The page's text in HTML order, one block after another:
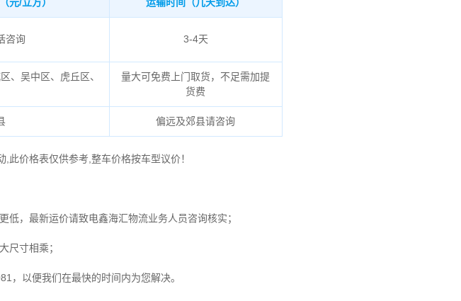
咨询 3-4天
、吴中区、虎丘区、
量大可免费上门取货，不足需加提
货费
偏远及郊县请咨询
价格表仅供参考,整车价格按车型议价！
，最新运价请致电鑫海汇物流业务人员咨询核实；
尺寸相乘；
，以便我们在最快的时间内为您解决。